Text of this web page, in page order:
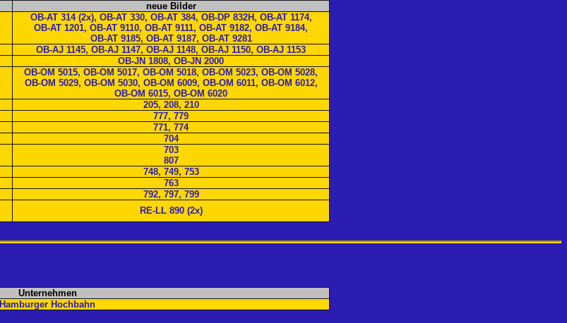
neue Bilder
OB-AT 314 (2x), OB-AT 330, OB-AT 384, OB-DP 832H, OB-AT 1174,
OB-AT 1201, OB-AT 9110, OB-AT 9111, OB-AT 9182, OB-AT 9184,
OB-AT 9185, OB-AT 9187, OB-AT 9281
OB-AJ 1145, OB-AJ 1147, OB-AJ 1148, OB-AJ 1150, OB-AJ 1153
OB-JN 1808, OB-JN 2000
OB-OM 5015, OB-OM 5017, OB-OM 5018, OB-OM 5023, OB-OM 5028,
OB-OM 5029, OB-OM 5030, OB-OM 6009, OB-OM 6011, OB-OM 6012,
OB-OM 6015, OB-OM 6020
205, 208, 210
777, 779
771, 774
704
703
807
748, 749, 753
763
792, 797, 799
RE-LL 890 (2x)
Unternehmen
Hamburger Hochbahn